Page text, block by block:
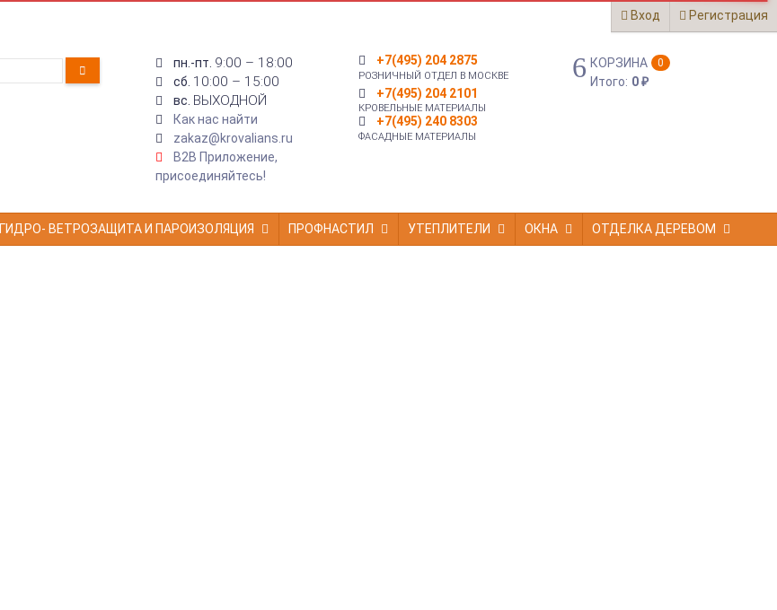
Вход Регистрация
пн.-пт. 9:00 – 18:00
сб. 10:00 – 15:00
вс. ВЫХОДНОЙ
Как нас найти
zakaz@krovalians.ru
B2B Приложение,
присоединяйтесь!
+7(495) 204 2875
РОЗНИЧНЫЙ ОТДЕЛ В МОСКВЕ
+7(495) 204 2101
КРОВЕЛЬНЫЕ МАТЕРИАЛЫ
+7(495) 240 8303
ФАСАДНЫЕ МАТЕРИАЛЫ
КОРЗИНА 0
Итого: 0₽
ГИДРО- ВЕТРОЗАЩИТА И ПАРОИЗОЛЯЦИЯ ПРОФНАСТИЛ УТЕПЛИТЕЛИ ОКНА ОТДЕЛКА ДЕРЕВОМ